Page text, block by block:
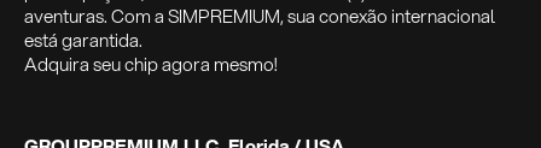
aventuras. Com a SIMPREMIUM, sua conexão internacional
está garantida.
Adquira seu chip agora mesmo!